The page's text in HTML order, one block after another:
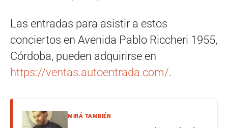
Las entradas para asistir a estos
conciertos en Avenida Pablo Riccheri 1955,
Córdoba, pueden adquirirse en
https://ventas.autoentrada.com/.
MIRÁ TAMBIÉN